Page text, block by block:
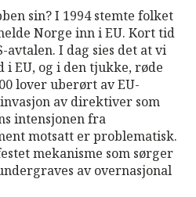
sin? I 1994 stemte folket
Norge inn i EU. Kort tid
I dag sies det at vi
i EU, og i den tjukke, røde
lover uberørt av EU-
av direktiver som
intensjonen fra
motsatt er problematisk.
mekanisme som sørger
av overnasjonal